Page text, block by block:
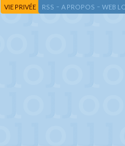
VIE PRIVÉE RSS - A PROPOS - WEB